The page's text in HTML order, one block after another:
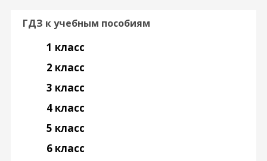
ГДЗ к учебным пособиям
1 класс
2 класс
3 класс
4 класс
5 класс
6 класс